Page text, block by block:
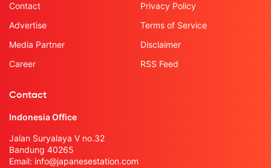
Contact
Advertise
Media Partner
Career
Privacy Policy
Terms of Service
Disclaimer
RSS Feed
Contact
Indonesia Office
Jalan Suryalaya V no.32
Bandung 40265
Email: info@japanesestation.com